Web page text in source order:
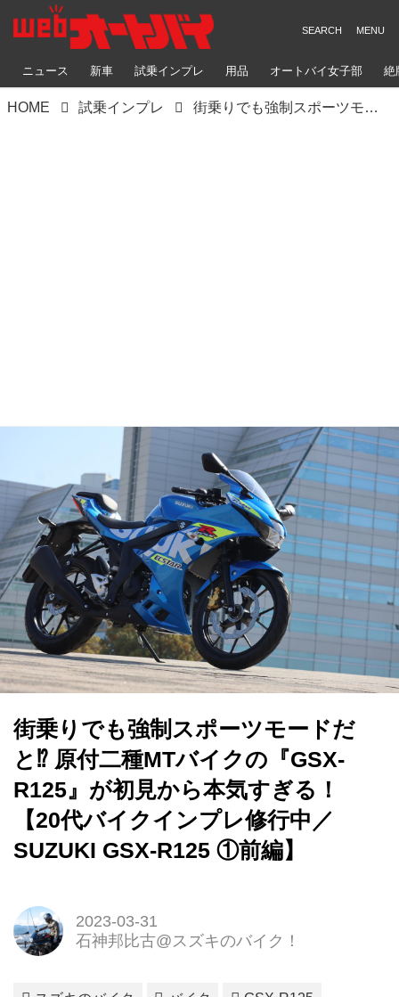
ニュース 新車 試乗インプレ 用品 オートバイ女子部 絶
HOME 試乗インプレ 街乗りでも強制スポーツモードだと⁉ 原付二種MTバイクの『GSX-R125』が初見から本気すぎる！【20代バイクインプレ修行中／SUZUKI GSX-R125 ①前編】
街乗りでも強制スポーツモードだ
と⁉ 原付二種MTバイクの『GSX-
R125』が初見から本気すぎる！
【20代バイクインプレ修行中／
SUZUKI GSX-R125 ①前編】
2023-03-31
石神邦比古@スズキのバイク！